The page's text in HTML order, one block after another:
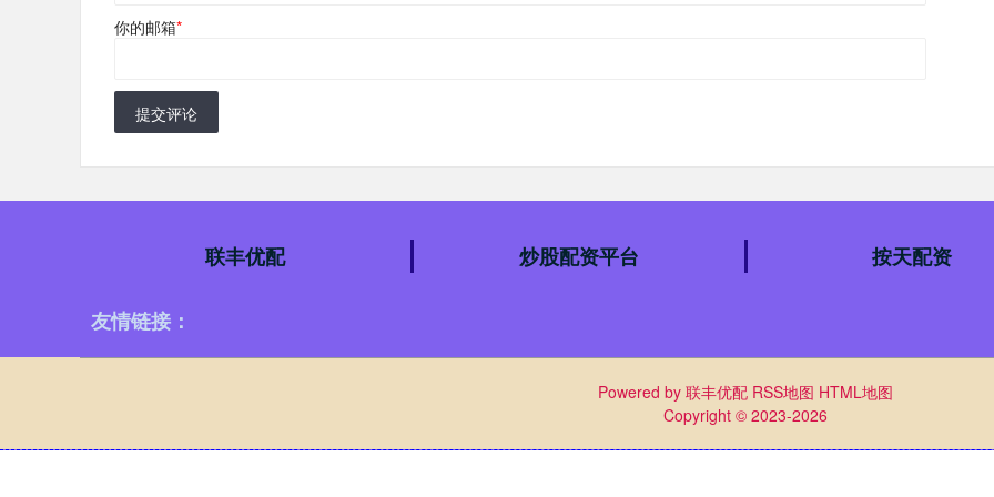
你的邮箱*
提交评论
联丰优配 炒股配资平台 按天配资
友情链接：
Powered by 联丰优配 RSS地图 HTML地图
Copyright © 2023-2026